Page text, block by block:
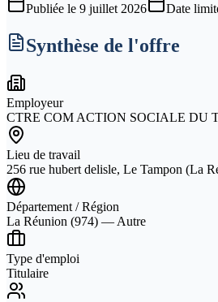
Publiée le 9 juillet 2026 Date
Synthèse de l'offre
Employeur
CTRE COM ACTION SOCIALE DU
Lieu de travail
256 rue hubert delisle, Le Tampon (La
Département / Région
La Réunion (974) — Autre
Type d'emploi
Titulaire